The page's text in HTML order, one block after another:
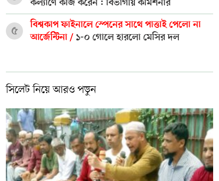
কল্যাণে কাজ করেন : বিভাগীয় কমিশনার
৫
বিশ্বকাপ ফাইনালে স্পেনের সাথে পাত্তাই পেলো না
আর্জেন্টিনা / ১-০ গোলে হারলো মেসির দল
সিলেট নিয়ে আরও পড়ুন